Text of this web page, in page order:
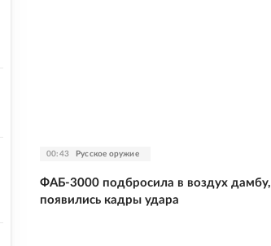
00:43 Русское оружие
ФАБ-3000 подбросила в воздух дамбу,
появились кадры удара